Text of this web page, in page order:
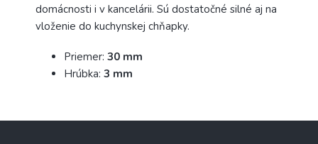
domácnosti i v kancelárii. Sú dostatočné silné aj na
vloženie do kuchynskej chňapky.
Priemer: 30 mm
Hrúbka: 3 mm